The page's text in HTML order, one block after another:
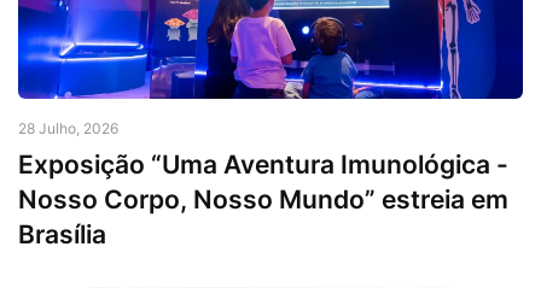
28 Julho, 2026
Exposição “Uma Aventura Imunológica -
Nosso Corpo, Nosso Mundo” estreia em
Brasília